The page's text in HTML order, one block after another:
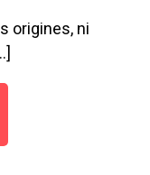
origines, ni